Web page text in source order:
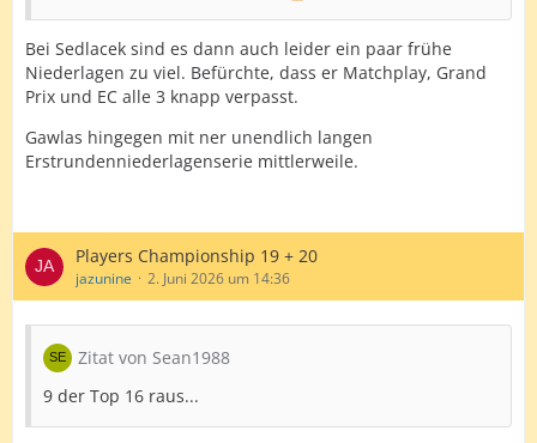
Bei Sedlacek sind es dann auch leider ein paar frühe
Niederlagen zu viel. Befürchte, dass er Matchplay, Grand
Prix und EC alle 3 knapp verpasst.
Gawlas hingegen mit ner unendlich langen
Erstrundenniederlagenserie mittlerweile.
Players Championship 19 + 20
jazunine 2. Juni 2026 um 14:36
Zitat von Sean1988
9 der Top 16 raus...